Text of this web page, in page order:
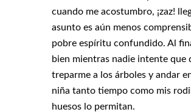
cuando me acostumbro, ¡zaz!
asunto es aún menos
pobre espíritu confundido. Al
bien mientras nadie intente que
treparme a los árboles y andar
niña tanto tiempo como mis
huesos lo permitan.